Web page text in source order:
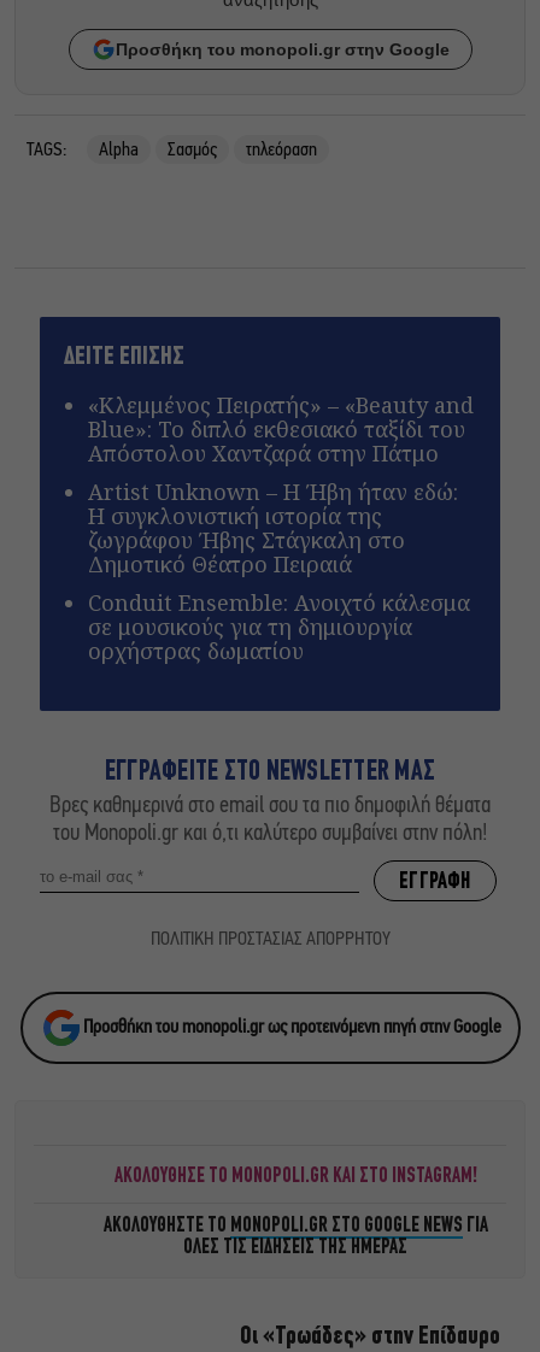
Προσθήκη του monopoli.gr στην Google
TAGS: Alpha Σασμός τηλεόραση
ΔΕΙΤΕ ΕΠΙΣΗΣ
«Κλεμμένος Πειρατής» – «Beauty and
Blue»: Το διπλό εκθεσιακό ταξίδι του
Απόστολου Χαντζαρά στην Πάτμο
Artist Unknown – Η Ήβη ήταν εδώ:
Η συγκλονιστική ιστορία της
ζωγράφου Ήβης Στάγκαλη στο
Δημοτικό Θέατρο Πειραιά
Conduit Ensemble: Ανοιχτό κάλεσμα
σε μουσικούς για τη δημιουργία
ορχήστρας δωματίου
ΕΓΓΡΑΦΕΙΤΕ ΣΤΟ NEWSLETTER ΜΑΣ
Βρες καθημερινά στο email σου τα πιο δημοφιλή θέματα
του Monopoli.gr και ό,τι καλύτερο συμβαίνει στην πόλη!
ΠΟΛΙΤΙΚΗ ΠΡΟΣΤΑΣΙΑΣ ΑΠΟΡΡΗΤΟΥ
Προσθήκη του monopoli.gr ως προτεινόμενη πηγή στην Google
ΑΚΟΛΟΥΘΗΣΕ ΤΟ MONOPOLI.GR ΚΑΙ ΣΤΟ INSTAGRAM!
ΑΚΟΛΟΥΘΗΣΤΕ ΤΟ MONOPOLI.GR ΣΤΟ GOOGLE NEWS ΓΙΑ
ΟΛΕΣ ΤΙΣ ΕΙΔΗΣΕΙΣ ΤΗΣ ΗΜΕΡΑΣ
Οι «Τρωάδες» στην Επίδαυρο